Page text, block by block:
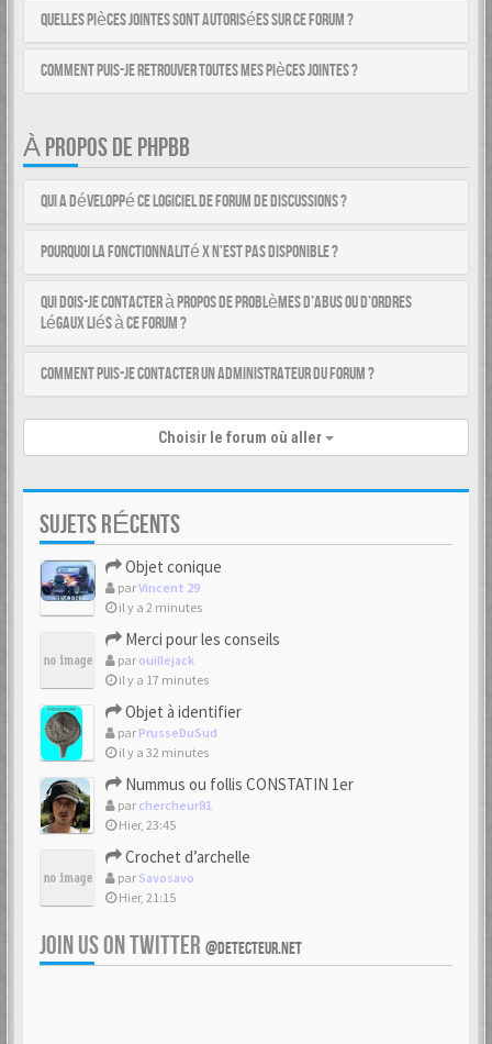
Quelles pièces jointes sont autorisées sur ce forum ?
Comment puis-je retrouver toutes mes pièces jointes ?
À PROPOS DE PHPBB
Qui a développé ce logiciel de forum de discussions ?
Pourquoi la fonctionnalité X n’est pas disponible ?
Qui dois-je contacter à propos de problèmes d’abus ou d’ordres
légaux liés à ce forum ?
Comment puis-je contacter un administrateur du forum ?
Choisir le forum où aller
SUJETS RÉCENTS
Objet conique
parVincent 29
il y a 2 minutes
Merci pour les conseils
par ouillejack
il y a 17 minutes
Objet à identifier
par PrusseDuSud
il y a 32 minutes
Nummus ou follis CONSTATIN 1er
par chercheur81
Hier, 23:45
Crochet d’archelle
par Savosavo
Hier, 21:15
JOIN US ON TWITTER @DETECTEUR.NET